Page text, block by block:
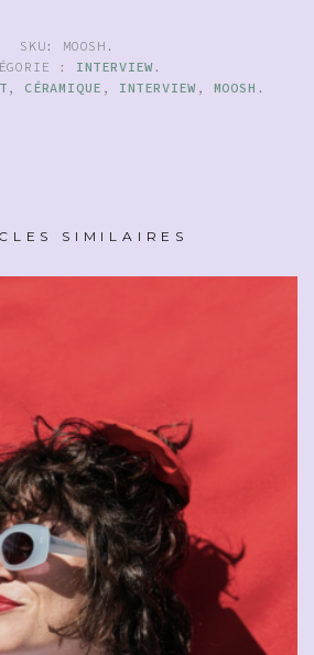
SKU: MOOSH .
: INTERVIEW.
, CÉRAMIQUE , INTERVIEW , MOOSH .
SIMILAIRES